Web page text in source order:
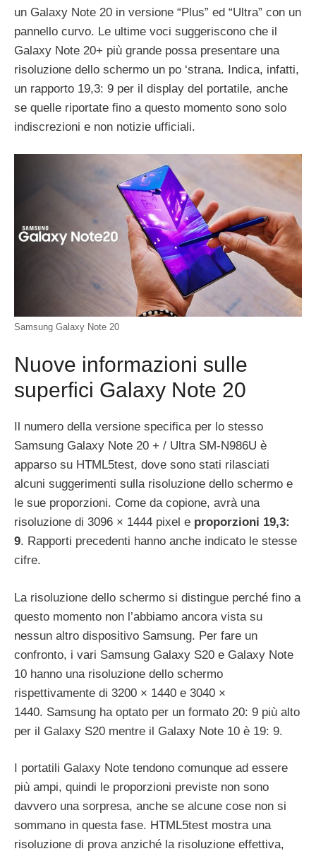
un Galaxy Note 20 in versione “Plus” ed “Ultra” con un
pannello curvo. Le ultime voci suggeriscono che il
Galaxy Note 20+ più grande possa presentare una
risoluzione dello schermo un po ‘strana. Indica, infatti,
un rapporto 19,3: 9 per il display del portatile, anche
se quelle riportate fino a questo momento sono solo
indiscrezioni e non notizie ufficiali.
Samsung Galaxy Note 20
Nuove informazioni sulle
superfici Galaxy Note 20
Il numero della versione specifica per lo stesso
Samsung Galaxy Note 20 + / Ultra SM-N986U è
apparso su HTML5test, dove sono stati rilasciati
alcuni suggerimenti sulla risoluzione dello schermo e
le sue proporzioni. Come da copione, avrà una
risoluzione di 3096 × 1444 pixel e proporzioni 19,3:
9. Rapporti precedenti hanno anche indicato le stesse
cifre.
La risoluzione dello schermo si distingue perché fino a
questo momento non l’abbiamo ancora vista su
nessun altro dispositivo Samsung. Per fare un
confronto, i vari Samsung Galaxy S20 e Galaxy Note
10 hanno una risoluzione dello schermo
rispettivamente di 3200 × 1440 e 3040 ×
1440. Samsung ha optato per un formato 20: 9 più alto
per il Galaxy S20 mentre il Galaxy Note 10 è 19: 9.
I portatili Galaxy Note tendono comunque ad essere
più ampi, quindi le proporzioni previste non sono
davvero una sorpresa, anche se alcune cose non si
sommano in questa fase. HTML5test mostra una
risoluzione di prova anziché la risoluzione effettiva,